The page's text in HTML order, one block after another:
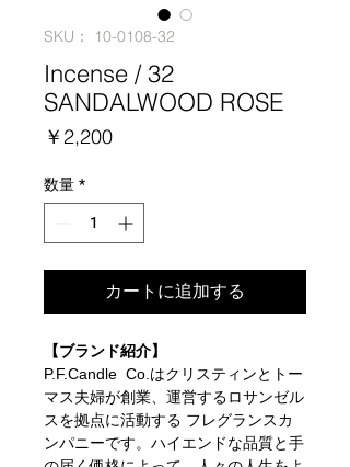
SKU： 10-0108-32
Incense / 32
SANDALWOOD ROSE
￥2,200価
数量*
カートに追加する
【ブランド紹介】
P.F.Candle Co.はクリスティンとトー
マス夫婦が創業、運営するロサンゼル
スを拠点に活動する フレグランスカ
ンパニーです。ハイエンドな品質と手